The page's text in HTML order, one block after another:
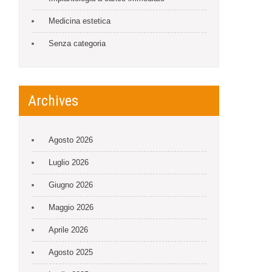
Medicina estetica
Senza categoria
Archives
Agosto 2026
Luglio 2026
Giugno 2026
Maggio 2026
Aprile 2026
Agosto 2025